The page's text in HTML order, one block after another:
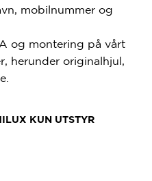
mobilnummer og
og montering på vårt
herunder originalhjul,
KUN UTSTYR